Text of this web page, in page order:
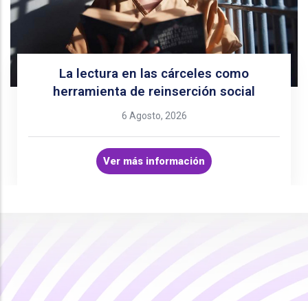
La lectura en las cárceles como
herramienta de reinserción social
6 Agosto, 2026
Ver más información